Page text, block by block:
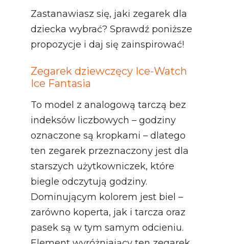
Zastanawiasz się, jaki zegarek dla
dziecka wybrać? Sprawdź poniższe
propozycje i daj się zainspirować!
Zegarek dziewczęcy Ice-Watch
Ice Fantasia
To model z analogową tarczą bez
indeksów liczbowych – godziny
oznaczone są kropkami – dlatego
ten zegarek przeznaczony jest dla
starszych użytkowniczek, które
biegle odczytują godziny.
Dominującym kolorem jest biel –
zarówno koperta, jak i tarcza oraz
pasek są w tym samym odcieniu.